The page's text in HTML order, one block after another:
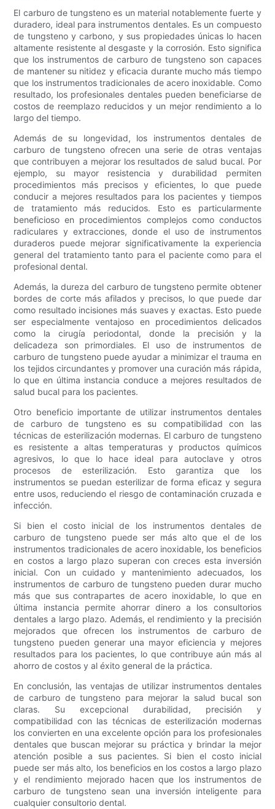
El carburo de tungsteno es un material notablemente fuerte y
duradero, ideal para instrumentos dentales. Es un compuesto
de tungsteno y carbono, y sus propiedades únicas lo hacen
altamente resistente al desgaste y la corrosión. Esto significa
que los instrumentos de carburo de tungsteno son capaces
de mantener su nitidez y eficacia durante mucho más tiempo
que los instrumentos tradicionales de acero inoxidable. Como
resultado, los profesionales dentales pueden beneficiarse de
costos de reemplazo reducidos y un mejor rendimiento a lo
largo del tiempo.
Además de su longevidad, los instrumentos dentales de
carburo de tungsteno ofrecen una serie de otras ventajas
que contribuyen a mejorar los resultados de salud bucal. Por
ejemplo, su mayor resistencia y durabilidad permiten
procedimientos más precisos y eficientes, lo que puede
conducir a mejores resultados para los pacientes y tiempos
de tratamiento más reducidos. Esto es particularmente
beneficioso en procedimientos complejos como conductos
radiculares y extracciones, donde el uso de instrumentos
duraderos puede mejorar significativamente la experiencia
general del tratamiento tanto para el paciente como para el
profesional dental.
Además, la dureza del carburo de tungsteno permite obtener
bordes de corte más afilados y precisos, lo que puede dar
como resultado incisiones más suaves y exactas. Esto puede
ser especialmente ventajoso en procedimientos delicados
como la cirugía periodontal, donde la precisión y la
delicadeza son primordiales. El uso de instrumentos de
carburo de tungsteno puede ayudar a minimizar el trauma en
los tejidos circundantes y promover una curación más rápida,
lo que en última instancia conduce a mejores resultados de
salud bucal para los pacientes.
Otro beneficio importante de utilizar instrumentos dentales
de carburo de tungsteno es su compatibilidad con las
técnicas de esterilización modernas. El carburo de tungsteno
es resistente a altas temperaturas y productos químicos
agresivos, lo que lo hace ideal para autoclave y otros
procesos de esterilización. Esto garantiza que los
instrumentos se puedan esterilizar de forma eficaz y segura
entre usos, reduciendo el riesgo de contaminación cruzada e
infección.
Si bien el costo inicial de los instrumentos dentales de
carburo de tungsteno puede ser más alto que el de los
instrumentos tradicionales de acero inoxidable, los beneficios
en costos a largo plazo superan con creces esta inversión
inicial. Con un cuidado y mantenimiento adecuados, los
instrumentos de carburo de tungsteno pueden durar mucho
más que sus contrapartes de acero inoxidable, lo que en
última instancia permite ahorrar dinero a los consultorios
dentales a largo plazo. Además, el rendimiento y la precisión
mejorados que ofrecen los instrumentos de carburo de
tungsteno pueden generar una mayor eficiencia y mejores
resultados para los pacientes, lo que contribuye aún más al
ahorro de costos y al éxito general de la práctica.
En conclusión, las ventajas de utilizar instrumentos dentales
de carburo de tungsteno para mejorar la salud bucal son
claras. Su excepcional durabilidad, precisión y
compatibilidad con las técnicas de esterilización modernas
los convierten en una excelente opción para los profesionales
dentales que buscan mejorar su práctica y brindar la mejor
atención posible a sus pacientes. Si bien el costo inicial
puede ser más alto, los beneficios en los costos a largo plazo
y el rendimiento mejorado hacen que los instrumentos de
carburo de tungsteno sean una inversión inteligente para
cualquier consultorio dental.